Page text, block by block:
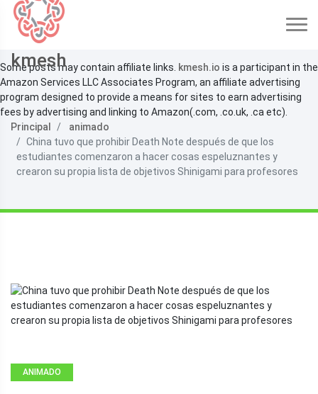
kmesh
Some posts may contain affiliate links. kmesh.io is a participant in the
Amazon Services LLC Associates Program, an affiliate advertising
program designed to provide a means for sites to earn advertising
fees by advertising and linking to Amazon(.com, .co.uk, .ca etc).
Principal
animado
China tuvo que prohibir Death Note después de que los
estudiantes comenzaron a hacer cosas espeluznantes y
crearon su propia lista de objetivos Shinigami para profesores
ANIMADO